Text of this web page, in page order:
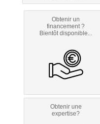
Obtenir un
financement ?
Bientôt disponible...
Obtenir une
expertise?